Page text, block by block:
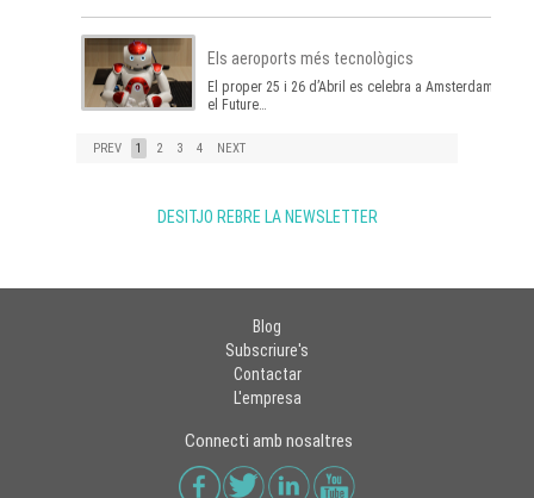
Els aeroports més tecnològics
El proper 25 i 26 d’Abril es celebra a Amsterdam
el Future…
PREV 1 2 3 4 NEXT
DESITJO REBRE LA NEWSLETTER
Blog
Subscriure's
Contactar
L'empresa
Connecti amb nosaltres